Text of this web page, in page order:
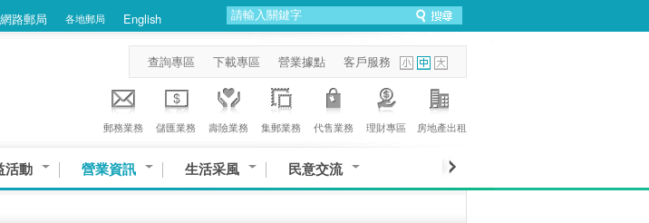
網路郵局 各地郵局 English
查詢專區 下載專區 營業據點 客戶服務
郵務業務 儲匯業務 壽險業務 集郵業務 代售業務 理財專區 房地產出租
活動 營業資訊 生活采風 民意交流